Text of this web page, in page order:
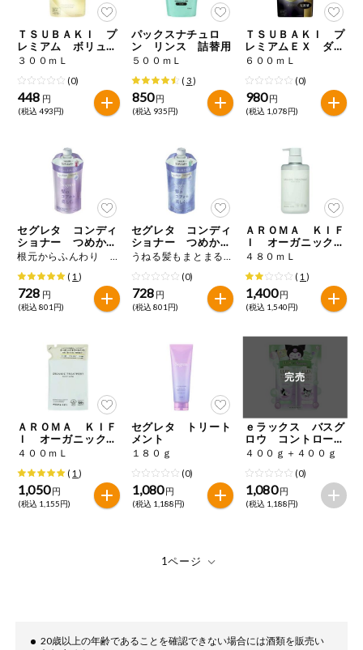
年間登録米
ＴＳＵＢＡＫＩ プ
レミアム ボリュー
ム＆リペア コンデ
え用
３００ｍＬ
(0)
448 円
(税込 493円)
パックスナチュロ
ン リンス 詰替用
５００ｍＬ
( 3)
850 円
(税込 935円)
ＴＳＵＢＡＫＩ プ
レミアムＥＸ ダメ
ージケア＆リペア
リートメント つめ
かえ用
６００ｍＬ
(0)
980円
(税込 1,078円)
セグレタ コンディ
ショナー つめかえ
用
根元からふんわり ３４０ｍＬ
( 1 )
728 円
(税込 801円)
セグレタ コンディ
ショナー つめかえ
用
うねる髪もまとまる ３４０ｍＬ
(0)
728 円
(税込 801円)
ＡＲＯＭＡ ＫＩＦ
Ｉ オーガニック
モイストシャイン
４８０ｍＬ
( 1 )
1,400 円
(税込 1,540円)
ＡＲＯＭＡ ＫＩＦ
Ｉ オーガニック
モイストシャイン
めかえ用
４００ｍＬ
( 1 )
1,050 円
(税込 1,155円)
セグレタ トリート
メント
１８０ｇ
(0)
1,080 円
(税込 1,188円)
完売
ｅラックス バスグ
ロウ コントロール
＆シャイン クロミ
コラボ お試し容量
ポンプペア
４００ｇ＋４００ｇ
(0)
1,080 円
(税込 1,188円)
20歳以上の年齢であることを確認できない場合には酒類を販売い